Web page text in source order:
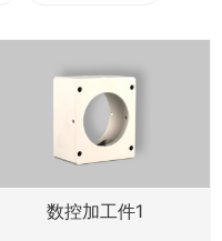
数控加工件1